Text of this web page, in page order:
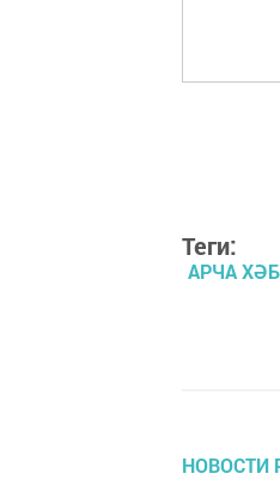
Теги:
АРЧА
НОВОСТИ